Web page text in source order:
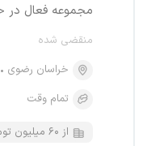
مجموعه فعال در
منقضی شده
خراسان رضوی
تمام وقت
از ۶۰ میلیون تومان